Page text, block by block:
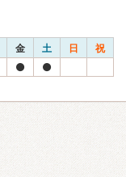
金 土 日 祝